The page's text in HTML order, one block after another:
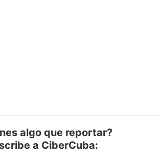
algo que reportar?
a CiberCuba: